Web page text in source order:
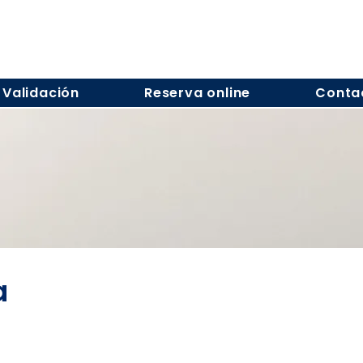
Validación Reserva online